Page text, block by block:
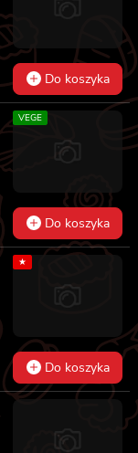
Do koszyka
VEGE
Do koszyka
★
Do koszyka